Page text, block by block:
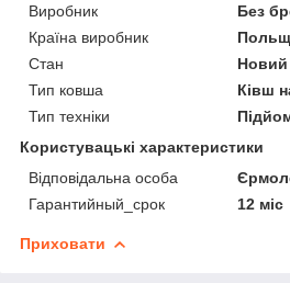
Виробник
Без
Країна виробник
Стан
Новий
Тип ковша
Ківш
Тип техніки
Користувацькі характеристики
Відповідальна особа
Гарантийный_срок
12 міс
Приховати